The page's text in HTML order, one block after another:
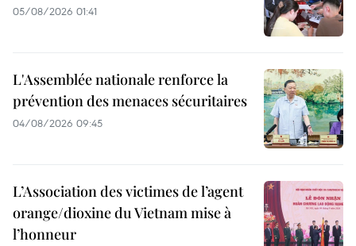
05/08/2026 01:41
L'Assemblée nationale renforce la
prévention des menaces sécuritaires
04/08/2026 09:45
L’Association des victimes de l’agent
orange/dioxine du Vietnam mise à
l’honneur